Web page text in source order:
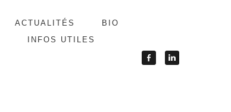
ACTUALITÉS
BIO
INFOS UTILES